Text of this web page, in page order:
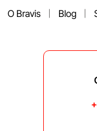
O Bravis
Blog